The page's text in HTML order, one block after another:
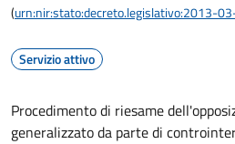
(urn:nir:stato:decreto.legislativo:2013-
Servizio attivo
Procedimento di riesame
generalizzato da parte di